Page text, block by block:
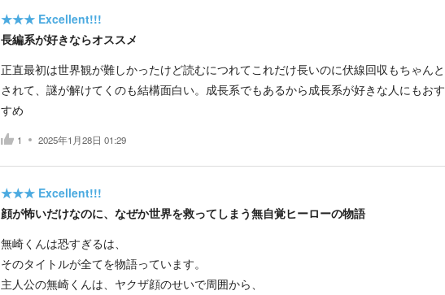
★★★ Excellent!!!
長編系が好きならオススメ
正直最初は世界観が難しかったけど読むにつれてこれだけ長いのに伏線回収もちゃんと
されて、謎が解けてくのも結構面白い。成長系でもあるから成長系が好きな人にもおす
すめ
1 2025年1月28日 01:29
★★★ Excellent!!!
顔が怖いだけなのに、なぜか世界を救ってしまう無自覚ヒーローの物語
無崎くんは恐すぎるは、
そのタイトルが全てを物語っています。
主人公の無崎くんは、ヤクザ顔のせいで周囲から、